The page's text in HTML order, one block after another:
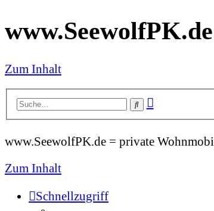
Zum Inhalt
SucheErweiterte
www.SeewolfPK.de = private
Zum Inhalt
Schnellzugriff